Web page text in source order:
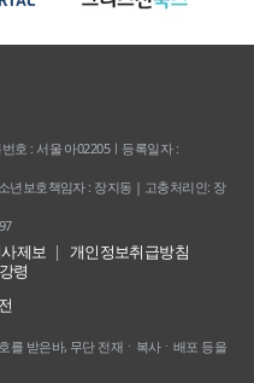
호 : 서울 아02205ㅣ등록일자 :
년보호책임자 : 장지동 | 고충처리인: 장
제보
개인정보취급방침
령
를 받은바, 무단 전재ㆍ복사ㆍ배포 등을